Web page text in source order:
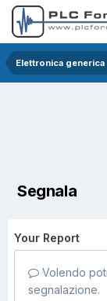
Elettronica generica
Segnala
Your Report
Volendo
segnalazione.